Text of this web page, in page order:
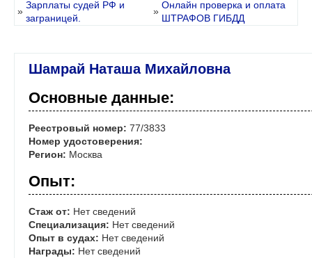
»
Зарплаты судей РФ и
заграницей.
»
Онлайн проверка и оплата
ШТРАФОВ ГИБДД
Шамрай Наташа Михайловна
Основные данные:
Реестровый номер: 77/3833
Номер удостоверения:
Регион: Москва
Опыт:
Стаж от: Нет сведений
Специализация: Нет сведений
Опыт в судах: Нет сведений
Награды: Нет сведений